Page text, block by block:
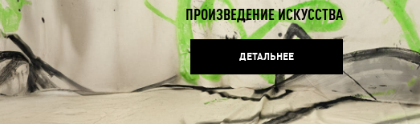
ПРОИЗВЕДЕНИЕ ИСКУССТВА
ДЕТАЛЬНЕЕ